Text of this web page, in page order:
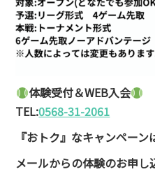
体験受付＆WEB入会
TEL:0568-31-2061
『おトク』なキャンペーン
メールからの体験のお申し